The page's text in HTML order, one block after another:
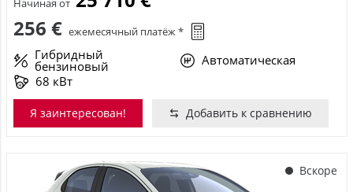
Начиная от
256 € ежемесячный платёж *
Гибридный
бензиновый
Автоматическая
68 кВт
Я заинтересован! Добавить к сравнению
Вскоре